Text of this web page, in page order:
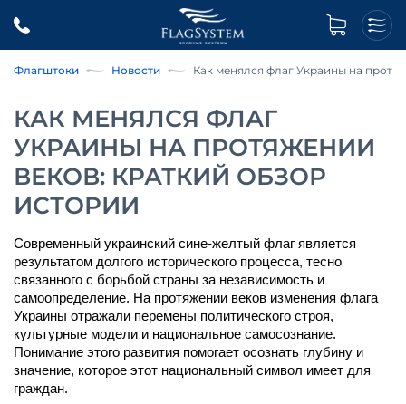
Флагштоки Новости Как менялся флаг Украины на
КАК МЕНЯЛСЯ ФЛАГ
УКРАИНЫ НА ПРОТЯЖЕНИИ
ВЕКОВ: КРАТКИЙ ОБЗОР
ИСТОРИИ
Современный украинский сине-желтый флаг является
результатом долгого исторического процесса, тесно
связанного с борьбой страны за независимость и
самоопределение. На протяжении веков изменения флага
Украины отражали перемены политического строя,
культурные модели и национальное самосознание.
Понимание этого развития помогает осознать глубину и
значение, которое этот национальный символ имеет для
граждан.